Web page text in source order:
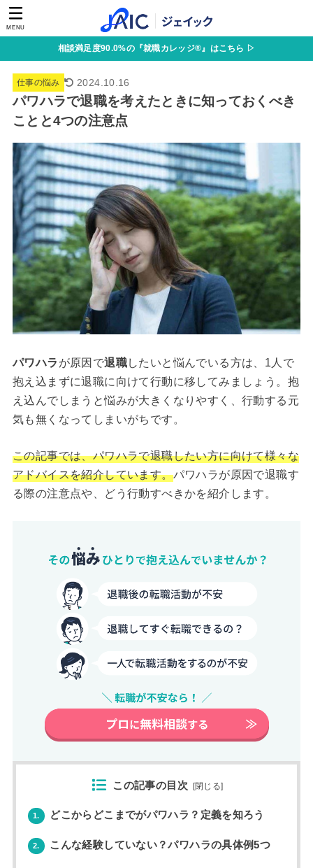
MENU
相談満足度90.0%の『就職カレッジ®』はこちら ▷
仕事の悩み 2024.10.16
パワハラで退職を考えたときに知っておくべき
ことと4つの注意点
パワハラ が原因で退職したいと悩んでいる方は、1人で
抱え込まずに退職に向けて行動に移してみましょう。抱
え込んでしまうと悩みが大きくなりやすく、行動する元
気も無くなってしまいがちです。
この記事では、パワハラで退職したい方に向けて様々な
アドバイスを紹介しています。パワハラが原因で退職す
る際の注意点や、どう行動すべきかを紹介します。
この記事の目次 [閉じる]
1. どこからどこまでがパワハラ？定義を知ろう
2. こんな経験していない？パワハラの具体例5つ